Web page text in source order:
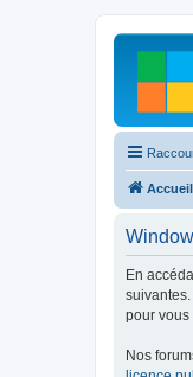
En
pour vous
Nos